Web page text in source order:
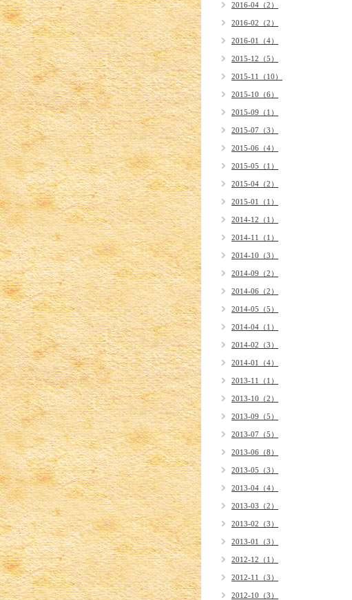
2016-04（2）
2016-02（2）
2016-01（4）
2015-12（5）
2015-11（10）
2015-10（6）
2015-09（1）
2015-07（3）
2015-06（4）
2015-05（1）
2015-04（2）
2015-01（1）
2014-12（1）
2014-11（1）
2014-10（3）
2014-09（2）
2014-06（2）
2014-05（5）
2014-04（1）
2014-02（3）
2014-01（4）
2013-11（1）
2013-10（2）
2013-09（5）
2013-07（5）
2013-06（8）
2013-05（3）
2013-04（4）
2013-03（2）
2013-02（3）
2013-01（3）
2012-12（1）
2012-11（3）
2012-10（3）